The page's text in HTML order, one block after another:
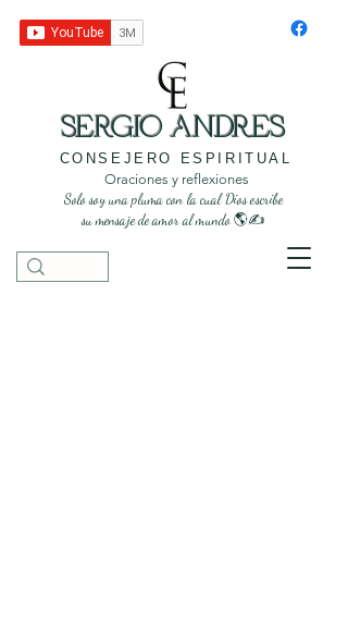
Oraciones y reflexiones
Solo soy una pluma con la cual Dios escribe
su mensaje de amor al mundo 🌎✍️
CONSEJERO ESPIRITUAL
SERGIO ANDRES